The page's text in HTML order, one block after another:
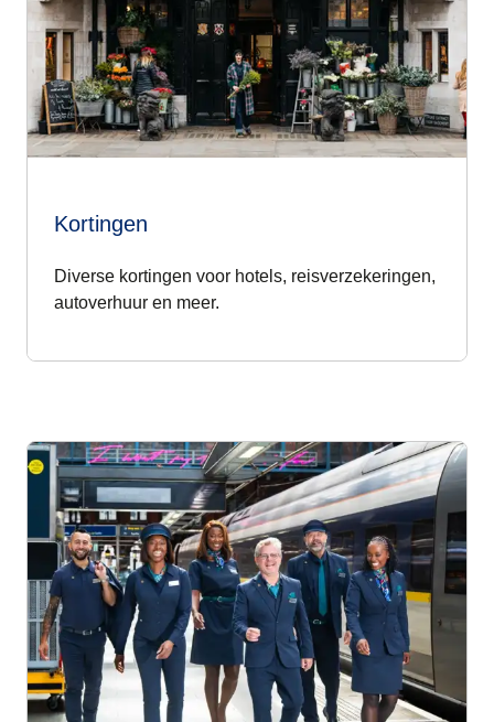
Kortingen
Diverse kortingen voor hotels, reisverzekeringen,
autoverhuur en meer.